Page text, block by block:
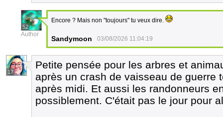
52
Author
Encore ? Mais non "toujours" tu veux dire.
Sandymoon 03/08/2026 11:04:19
17
Petite pensée pour les arbres et
après un crash de vaisseau de guerre
après midi. Et aussi les randonneurs
possiblement. C'était pas le jour pour